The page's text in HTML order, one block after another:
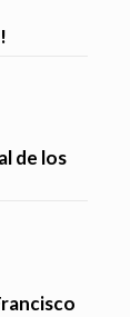
de los